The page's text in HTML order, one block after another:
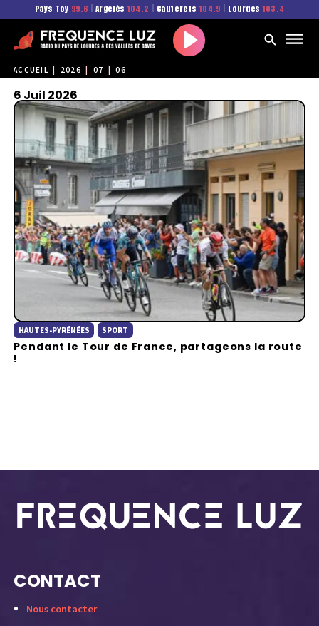
Pays Toy 99.6 Argelès 104.2 Cauterets 104.9 Lourdes 103.4
Play
ACCUEIL 2026 07 06
6 Juil 2026
HAUTES-PYRÉNÉES SPORT
Pendant le Tour de France, partageons la route
!
CONTACT
Nous contacter